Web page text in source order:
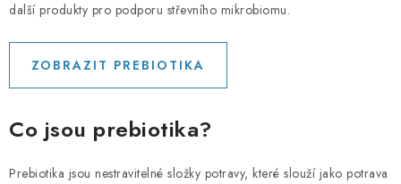
Podmínky ochrany osobních údajů
Kontakty
Natural Health Store
Glossario
Mappa del sito
Il mio ordine
další produkty pro podporu střevního mikrobiomu.
ZOBRAZIT PREBIOTIKA
Co jsou prebiotika?
Prebiotika jsou nestravitelné složky potravy, které slouží jako potrava